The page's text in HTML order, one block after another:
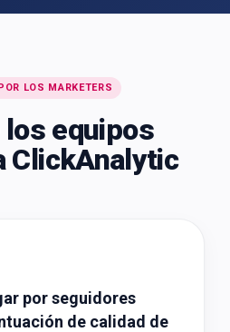
LOS MARKETERS
los equipos
ClickAnalytic
por seguidores
de calidad de